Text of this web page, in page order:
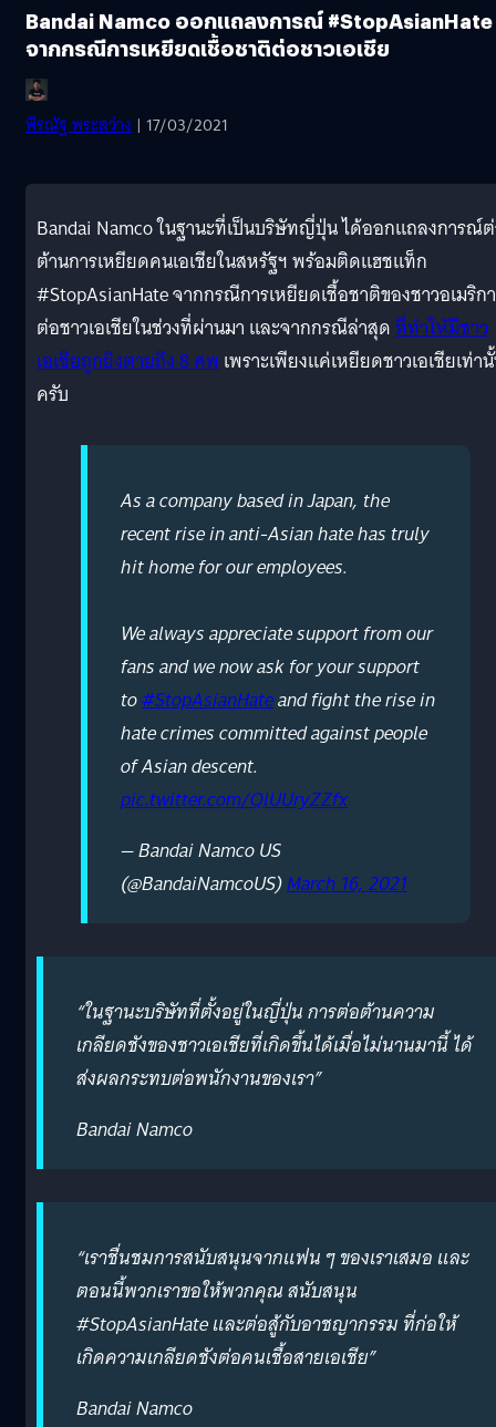
Bandai Namco ออกแถลงการณ์ #StopAsianHate
จากกรณีการเหยียดเชื้อชาติต่อชาวเอเชีย
พีรณัฐ พระสว่าง | 17/03/2021
Bandai Namco ในฐานะที่เป็นบริษัทญี่ปุ่น ได้ออกแถลงการณ์
ต้านการเหยียดคนเอเชียในสหรัฐฯ พร้อมติดแฮชแท็ก
#StopAsianHate จากกรณีการเหยียดเชื้อชาติของชาวอเมริกา
ต่อชาวเอเชียในช่วงที่ผ่านมา และจากกรณีล่าสุดที่ทำให้มีชาว
เอเชียถูกยิงตายถึง 8 ศพเพราะเพียงแค่เหยียดชาวเอเชียเท่า
ครับ
As a company based in Japan, the
recent rise in anti-Asian hate has truly
hit home for our employees.
We always appreciate support from our
fans and we now ask for your support
to#StopAsianHateand fight the rise in
hate crimes committed against people
of Asian descent.
pic.twitter.com/QlUUryZZfx
— Bandai Namco US
(@BandaiNamcoUS)March 16, 2021
“ในฐานะบริษัทที่ตั้งอยู่ในญี่ปุ่น การต่อต้านความ
เกลียดชังของชาวเอเชียที่เกิดขึ้นได้เมื่อไม่นานมานี้ ได้
ส่งผลกระทบต่อพนักงานของเรา”
Bandai Namco
“เราชื่นชมการสนับสนุนจากแฟน ๆ ของเราเสมอ และ
ตอนนี้พวกเราขอให้พวกคุณ สนับสนุน
#StopAsianHate และต่อสู้กับอาชญากรรม ที่ก่อให้
เกิดความเกลียดชังต่อคนเชื้อสายเอเชีย”
Bandai Namco